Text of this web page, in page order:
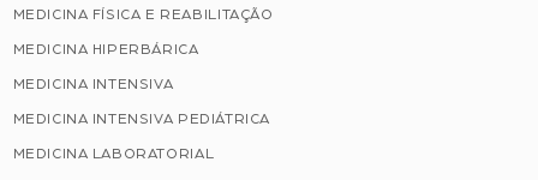
MEDICINA FÍSICA E REABILITAÇÃO
MEDICINA HIPERBÁRICA
MEDICINA INTENSIVA
MEDICINA INTENSIVA PEDIÁTRICA
MEDICINA LABORATORIAL